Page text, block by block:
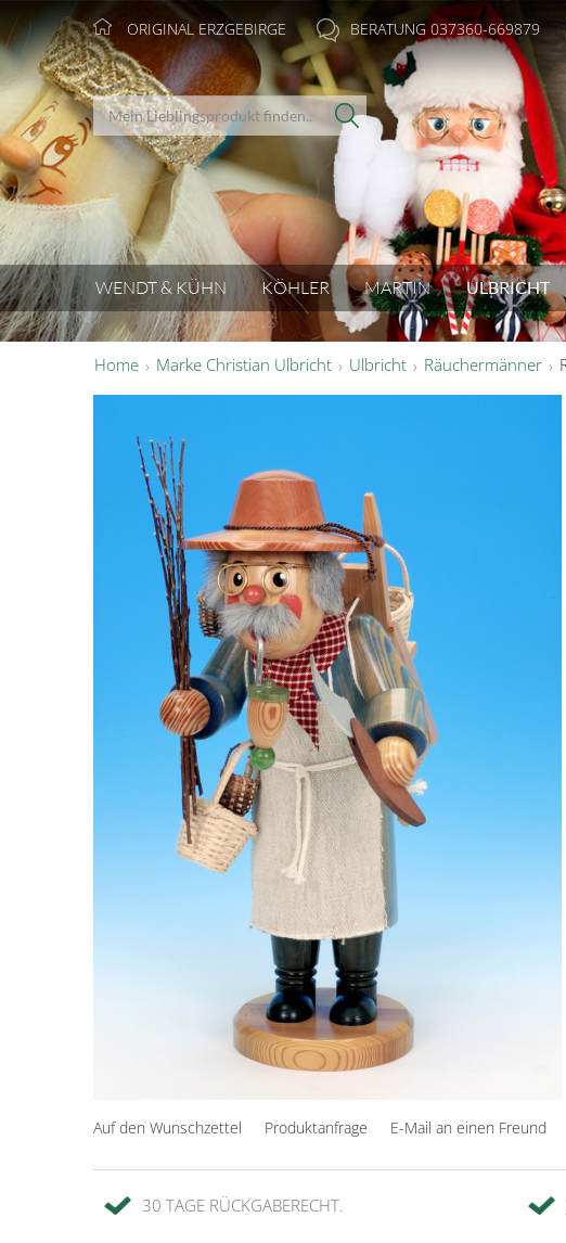
ORIGINAL ERZGEBIRGE BERATUNG 037360-669879
WENDT & KÜHN KÖHLER MARTIN ULBRICHT
Home Marke Christian Ulbricht Ulbricht Räuchermänner
Auf den Wunschzettel Produktanfrage E-Mail an einen Freund
30 TAGE RÜCKGABERECHT.